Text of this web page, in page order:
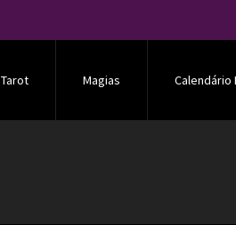
Tarot Magias Calendário